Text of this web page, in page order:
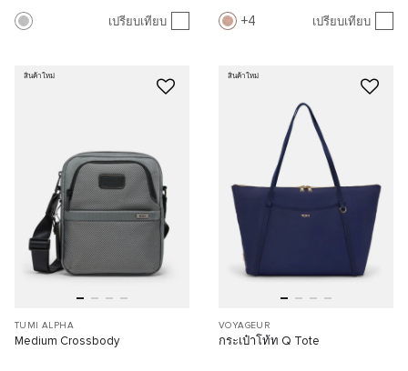
เปรียบเทียบ 4 เปรียบเทียบ
สินค้าใหม่
TUMI ALPHA
Medium Crossbody
สินค้าใหม่
VOYAGEUR
กระเป๋าโท้ท Q Tote